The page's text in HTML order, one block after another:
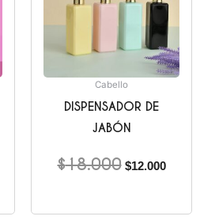
Cabello
DISPENSADOR DE
JABÓN
$18.000 $12.000